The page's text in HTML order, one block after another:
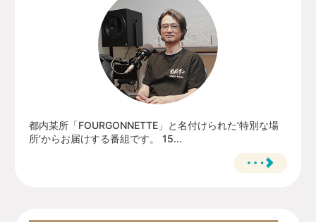
都内某所「FOURGONNETTE」と名付けられた’特別な場
所’からお届けする番組です。 15...